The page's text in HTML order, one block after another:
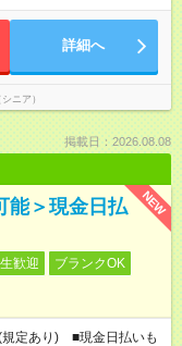
詳細へ
ニア）
掲載日：2026.08.08
NEW
能＞現金日払
歓迎
ブランクOK
定あり) ■現金日払いも